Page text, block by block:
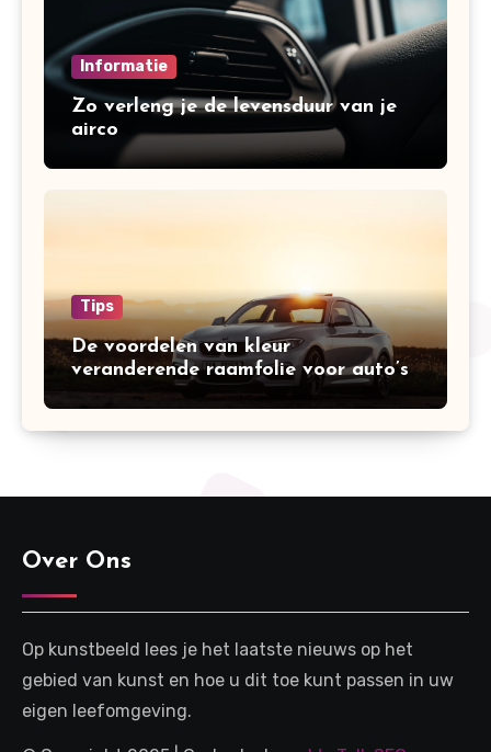
Informatie
Zo verleng je de levensduur van je
airco
Tips
De voordelen van kleur
veranderende raamfolie voor auto’s
Over Ons
Op kunstbeeld lees je het laatste nieuws op het
gebied van kunst en hoe u dit toe kunt passen in uw
eigen leefomgeving.